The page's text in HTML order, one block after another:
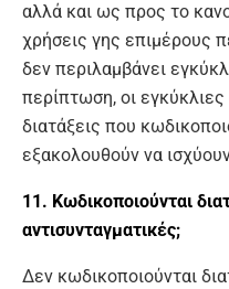
αλλά και ως προς το
χρήσεις γης επιμέρους
δεν περιλαμβάνει
περίπτωση, οι
διατάξεις που
εξακολουθούν να
11. Κωδικοποιούνται
αντισυνταγματικές;
Δεν κωδικοποιούνται